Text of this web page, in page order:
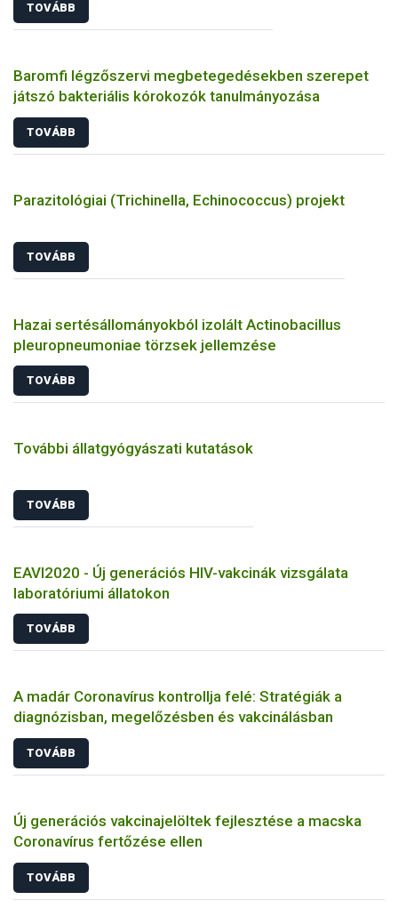
TOVÁBB
Baromfi légzőszervi megbetegedésekben szerepet
játszó bakteriális kórokozók tanulmányozása
TOVÁBB
Parazitológiai (Trichinella, Echinococcus) projekt
TOVÁBB
Hazai sertésállományokból izolált Actinobacillus
pleuropneumoniae törzsek jellemzése
TOVÁBB
További állatgyógyászati kutatások
TOVÁBB
EAVI2020 - Új generációs HIV-vakcinák vizsgálata
laboratóriumi állatokon
TOVÁBB
A madár Coronavírus kontrollja felé: Stratégiák a
diagnózisban, megelőzésben és vakcinálásban
TOVÁBB
Új generációs vakcinajelöltek fejlesztése a macska
Coronavírus fertőzése ellen
TOVÁBB